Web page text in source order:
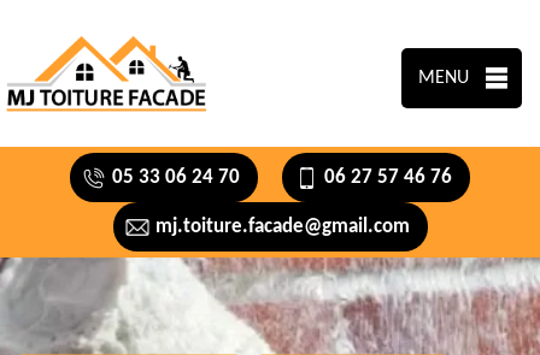
MENU
05 33 06 24 70 06 27 57 46 76
mj.toiture.facade@gmail.com